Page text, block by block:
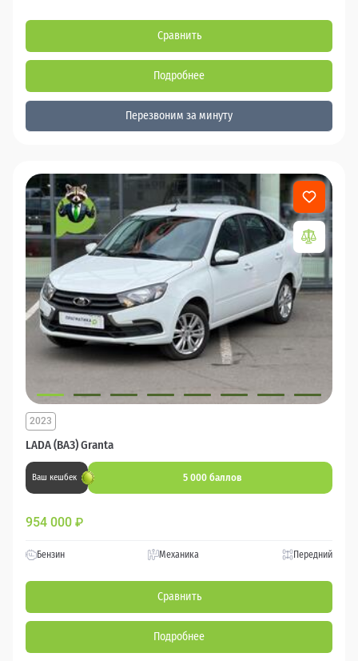
Сравнить
Подробнее
Перезвоним за минуту
LADA (ВАЗ) Granta
2023
Ваш кешбек 5 000 баллов
954 000 ₽
Бензин Механика Передний
Сравнить
Подробнее